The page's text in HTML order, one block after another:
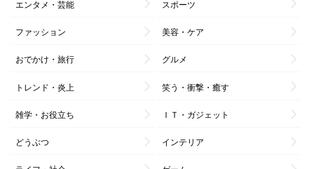
エンタメ・芸能 スポーツ
ファッション 美容・ケア
おでかけ・旅行 グルメ
トレンド・炎上 笑う・衝撃・癒す
雑学・お役立ち ＩＴ・ガジェット
どうぶつ インテリア